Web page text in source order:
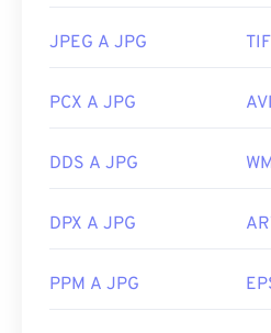
JPEG A JPG
PCX A JPG
DDS A JPG
DPX A JPG
PPM A JPG